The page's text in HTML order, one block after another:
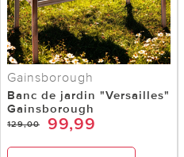
Gainsborough
Banc de jardin "Versailles"
Gainsborough
129,00 99,99